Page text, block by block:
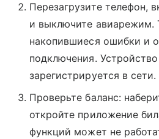
Перезагрузите телефон,
и выключите авиарежим.
накопившиеся ошибки и
подключения.
зарегистрируется в сети.
Проверьте баланс:
откройте приложение
функций может не